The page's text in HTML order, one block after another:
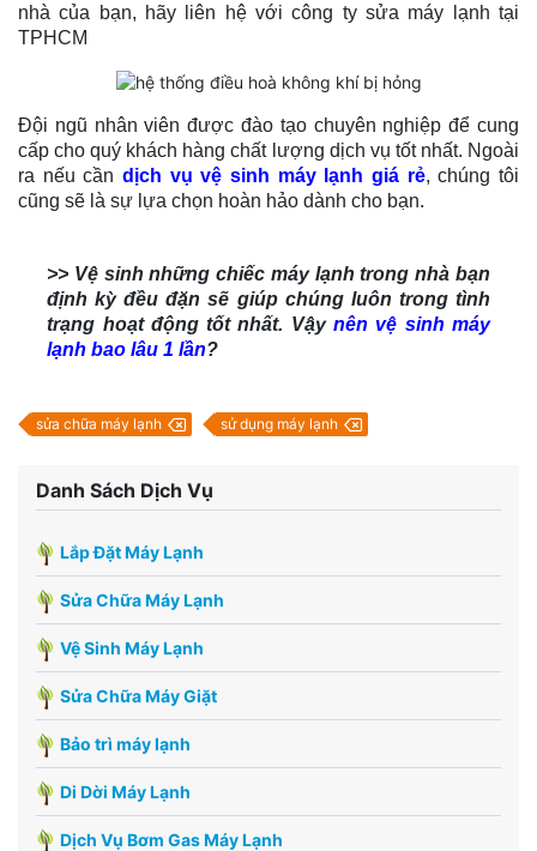
nhà của bạn, hãy liên hệ với công ty sửa máy lạnh tại
TPHCM
Đội ngũ nhân viên được đào tạo chuyên nghiệp để cung
cấp cho quý khách hàng chất lượng dịch vụ tốt nhất. Ngoài
ra nếu cần dịch vụ vệ sinh máy lạnh giá rẻ, chúng tôi
cũng sẽ là sự lựa chọn hoàn hảo dành cho bạn.
>> Vệ sinh những chiếc máy lạnh trong nhà bạn
định kỳ đều đặn sẽ giúp chúng luôn trong tình
trạng hoạt động tốt nhất. Vậy nên vệ sinh máy
lạnh bao lâu 1 lần?
sửa chữa máy lạnh sử dụng máy lạnh
Danh Sách Dịch Vụ
Lắp Đặt Máy Lạnh
Sửa Chữa Máy Lạnh
Vệ Sinh Máy Lạnh
Sửa Chữa Máy Giặt
Bảo trì máy lạnh
Di Dời Máy Lạnh
Dịch Vụ Bơm Gas Máy Lạnh